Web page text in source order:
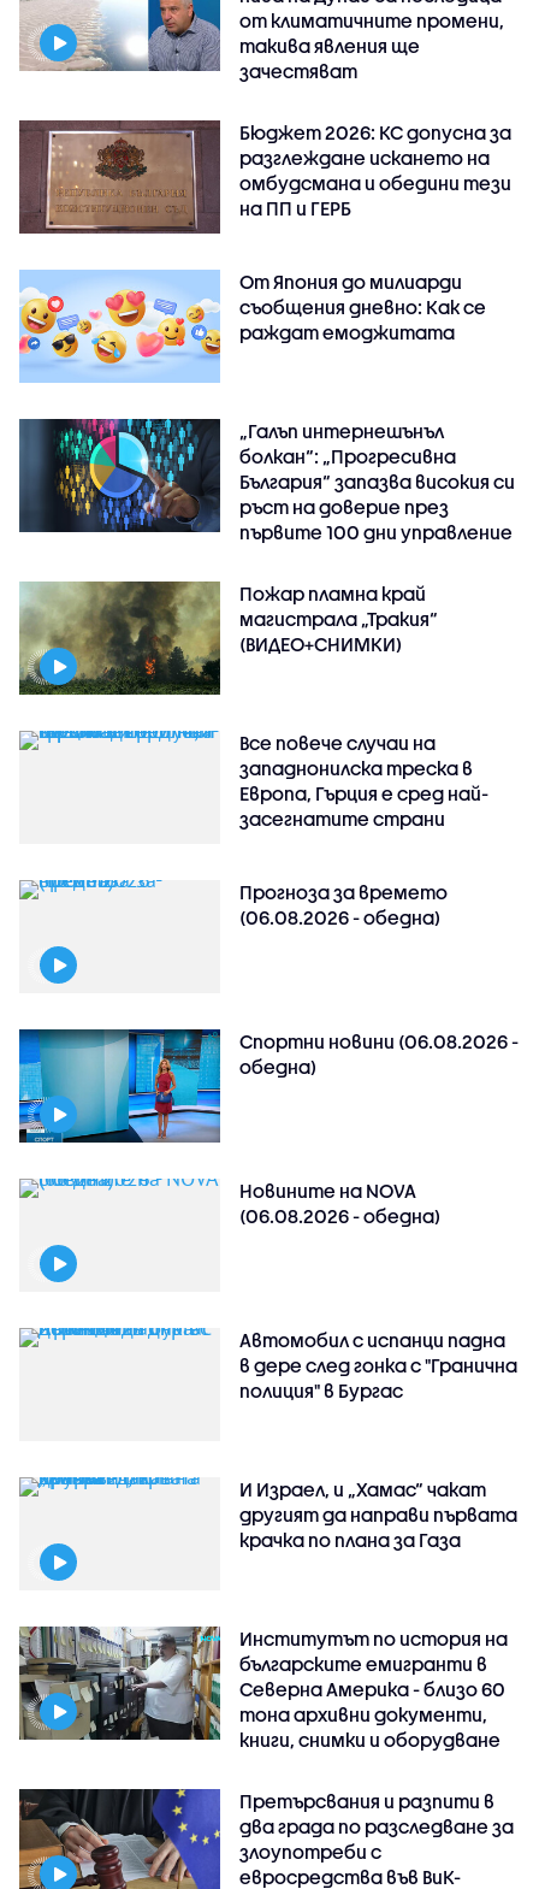
от климатичните промени,
такива явления ще
зачестяват
Бюджет 2026: КС допусна за
разглеждане искането на
омбудсмана и обедини тези
на ПП и ГЕРБ
От Япония до милиарди
съобщения дневно: Как се
раждат емоджитата
„Галъп интернешънъл
болкан“: „Прогресивна
България“ запазва високия си
ръст на доверие през
първите 100 дни управление
Пожар пламна край
магистрала „Тракия“
(ВИДЕО+СНИМКИ)
Все повече случаи на
западнонилска треска в
Европа, Гърция е сред най-
засегнатите страни
Прогноза за времето
(06.08.2026 - обедна)
Спортни новини (06.08.2026 -
обедна)
Новините на NOVA
(06.08.2026 - обедна)
Автомобил с испанци падна
в дере след гонка с "Гранична
полиция" в Бургас
И Израел, и „Хамас“ чакат
другият да направи първата
крачка по плана за Газа
Институтът по история на
българските емигранти в
Северна Америка - близо 60
тона архивни документи,
книги, снимки и оборудване
Претърсвания и разпити в
два града по разследване за
злоупотреби с
евросредства във ВиК-